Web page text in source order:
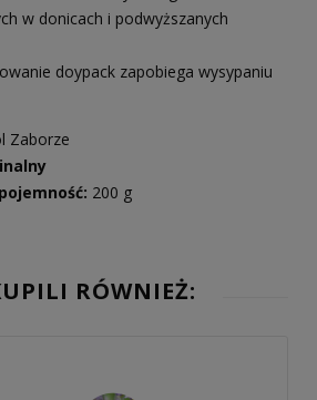
w donicach i podwyższanych
doypack zapobiega wysypaniu
Zaborze
200 g
RÓWNIEŻ: